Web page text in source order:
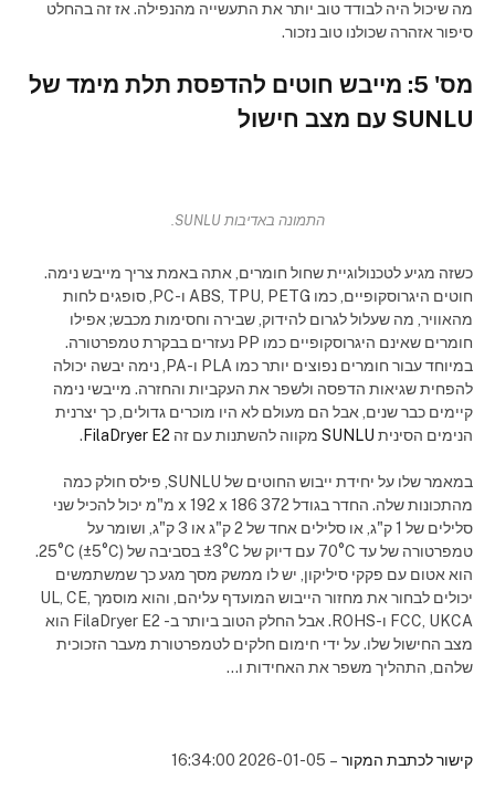
מה שיכול היה לבודד טוב יותר את התעשייה מהנפילה. אז זה בהחלט
סיפור אזהרה שכולנו טוב נזכור.
מס' 5: מייבש חוטים להדפסת תלת מימד של
SUNLU עם מצב חישול
התמונה באדיבות SUNLU.
כשזה מגיע לטכנולוגיית שחול חומרים, אתה באמת צריך מייבש נימה.
חוטים היגרוסקופיים, כמו ABS, TPU, PETG ו-PC, סופגים לחות
מהאוויר, מה שעלול לגרום להידוק, שבירה וחסימות מכבש; אפילו
חומרים שאינם היגרוסקופיים כמו PP נעזרים בבקרת טמפרטורה.
במיוחד עבור חומרים נפוצים יותר כמו PLA ו-PA, נימה יבשה יכולה
להפחית שגיאות הדפסה ולשפר את העקביות והחזרה. מייבשי נימה
קיימים כבר שנים, אבל הם מעולם לא היו מוכרים גדולים, כך יצרנית
הנימים הסינית SUNLU מקווה להשתנות עם זה FilaDryer E2
.
במאמר שלו על יחידת ייבוש החוטים של SUNLU, פילס חולק כמה
מהתכונות שלה. החדר בגודל 372 x 192 x 186 מ"מ יכול להכיל שני
סלילים של 1 ק"ג, או סלילים אחד של 2 ק"ג או 3 ק"ג, ושומר על
טמפרטורה של עד 70°C עם דיוק של ±3°C בסביבה של 25°C (±5°C).
הוא אטום עם פקקי סיליקון, יש לו ממשק מסך מגע כך שמשתמשים
יכולים לבחור את מחזור הייבוש המועדף עליהם, והוא מוסמך UL, CE,
FCC, UKCA ו-ROHS. אבל החלק הטוב ביותר ב- FilaDryer E2 הוא
מצב החישול שלו. על ידי חימום חלקים לטמפרטורת מעבר הזכוכית
שלהם, התהליך משפר את האחידות ו…
קישור לכתבת המקור – 2026-01-05 16:34:00